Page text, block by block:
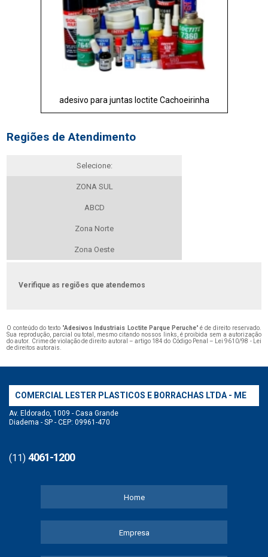
adesivo para juntas loctite Cachoeirinha
Regiões de Atendimento
Selecione:
ZONA SUL
ABCD
Zona Norte
Zona Oeste
Verifique as regiões que atendemos
O conteúdo do texto "Adesivos Industriais Loctite Parque Peruche" é de direito reservado.
Sua reprodução, parcial ou total, mesmo citando nossos links, é proibida sem a autorização
do autor. Crime de violação de direito autoral – artigo 184 do Código Penal –
Lei 9610/98 - Lei
de direitos autorais
COMERCIAL LESTER PLASTICOS E BORRACHAS LTDA - ME
Av. Eldorado, 1009 - Casa Grande
Diadema - SP - CEP: 09961-470
(11) 4061-1200
Home
Empresa